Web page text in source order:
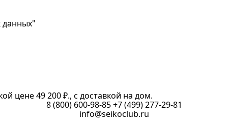
данных"
цене 49 200 ₽., с доставкой на дом.
8 (800) 600-98-85 +7 (499) 277-29-81
info@seikoclub.ru